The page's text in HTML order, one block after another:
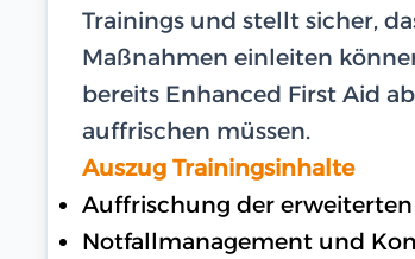
Trainings und stellt sicher,
Maßnahmen einleiten
bereits Enhanced First Aid
auffrischen müssen.
Auszug Trainingsinhalte
Auffrischung der
Notfallmanagement und